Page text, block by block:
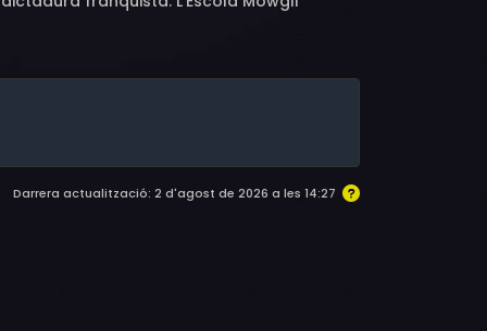
Darrera actualització: 2 d'agost de 2026 a les 14:27